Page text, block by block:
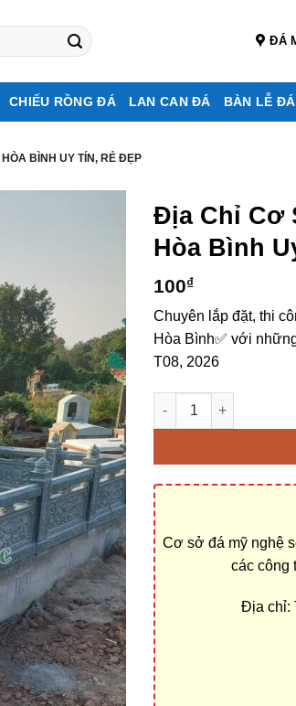
ĐÁ
CHIẾU RỒNG ĐÁ LAN CAN ĐÁ BÀN LỄ ĐÁ
BÌNH UY TÍN, RẺ ĐẸP
Địa Chỉ Cơ
Hòa Bình
100₫
Chuyên lắp đặt, thi
Hòa Bình✅ với
T08, 2026
Địa chỉ cơ sở chế tác,
Cơ sở đá mỹ nghệ
các công
Địa chỉ: